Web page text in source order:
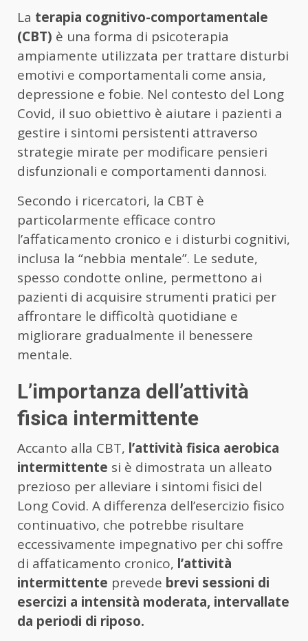
La terapia cognitivo-comportamentale
(CBT) è una forma di psicoterapia
ampiamente utilizzata per trattare disturbi
emotivi e comportamentali come ansia,
depressione e fobie. Nel contesto del Long
Covid, il suo obiettivo è aiutare i pazienti a
gestire i sintomi persistenti attraverso
strategie mirate per modificare pensieri
disfunzionali e comportamenti dannosi.
Secondo i ricercatori, la CBT è
particolarmente efficace contro
l’affaticamento cronico e i disturbi cognitivi,
inclusa la “nebbia mentale”. Le sedute,
spesso condotte online, permettono ai
pazienti di acquisire strumenti pratici per
affrontare le difficoltà quotidiane e
migliorare gradualmente il benessere
mentale.
L’importanza dell’attività
fisica intermittente
Accanto alla CBT, l’attività fisica aerobica
intermittente si è dimostrata un alleato
prezioso per alleviare i sintomi fisici del
Long Covid. A differenza dell’esercizio fisico
continuativo, che potrebbe risultare
eccessivamente impegnativo per chi soffre
di affaticamento cronico, l’attività
intermittente prevede brevi sessioni di
esercizi a intensità moderata, intervallate
da periodi di riposo.